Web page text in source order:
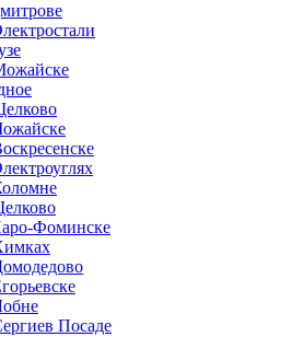
Фоминске
Посаде